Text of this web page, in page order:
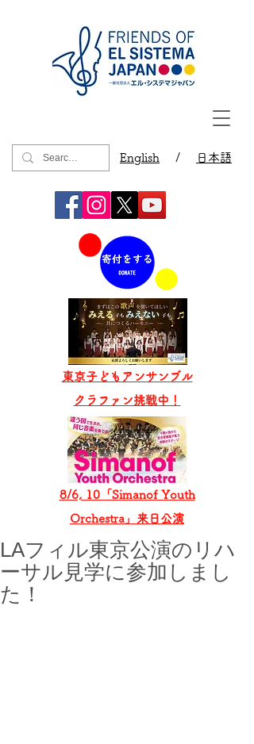
English / 日本語
8/6, 10「Simanof Youth
Orchestra」来日公演
東京子どもアンサンブル
​クラファン挑戦中！
LAフィル東京公演のリハ
ーサル見学に参加しまし
た！